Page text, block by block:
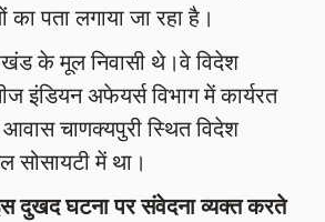
पता लगाया जा रहा है।
के मूल निवासी थे।वे विदेश
इंडियन अफेयर्स विभाग में कार्यरत
चाणक्यपुरी स्थित विदेश
सोसायटी में था।
दुखद घटना पर संवेदना व्यक्त करते